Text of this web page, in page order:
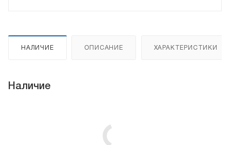
НАЛИЧИЕ ОПИСАНИЕ ХАРАКТЕРИСТИКИ
Наличие